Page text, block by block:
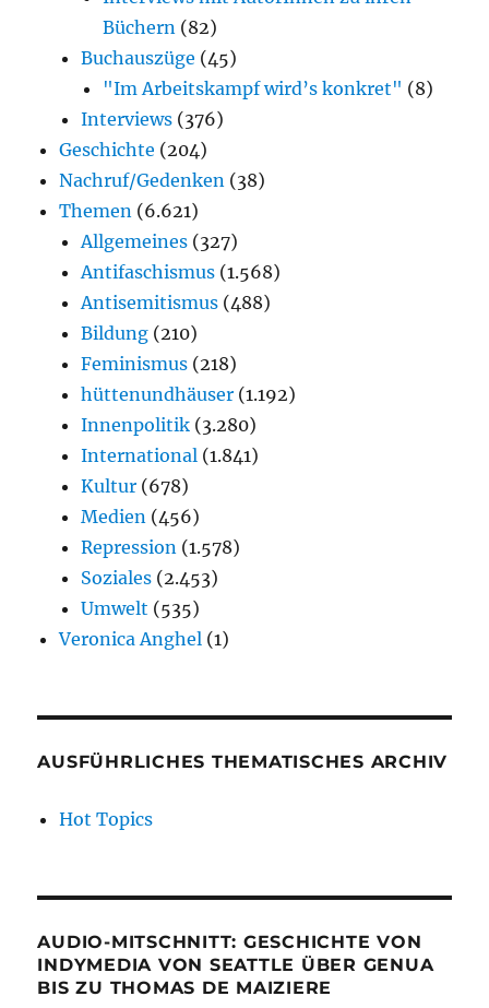
Büchern (82)
Buchauszüge (45)
"Im Arbeitskampf wird’s konkret" (8)
Interviews (376)
Geschichte (204)
Nachruf/Gedenken (38)
Themen (6.621)
Allgemeines (327)
Antifaschismus (1.568)
Antisemitismus (488)
Bildung (210)
Feminismus (218)
hüttenundhäuser (1.192)
Innenpolitik (3.280)
International (1.841)
Kultur (678)
Medien (456)
Repression (1.578)
Soziales (2.453)
Umwelt (535)
Veronica Anghel (1)
AUSFÜHRLICHES THEMATISCHES ARCHIV
Hot Topics
AUDIO-MITSCHNITT: GESCHICHTE VON
INDYMEDIA VON SEATTLE ÜBER GENUA
BIS ZU THOMAS DE MAIZIERE